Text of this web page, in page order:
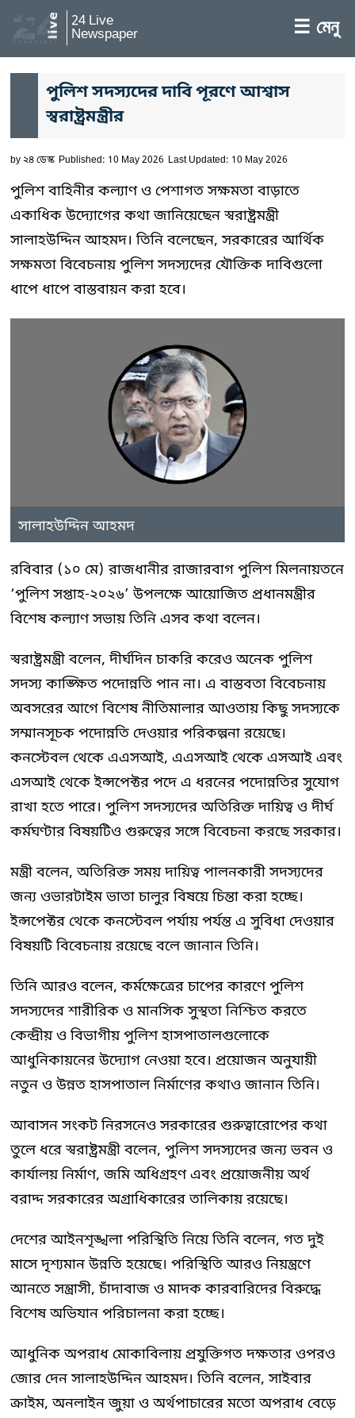
24 Live
Newspaper ☰ মেনু
পুলিশ সদস্যদের দাবি পূরণে আশ্বাস
স্বরাষ্ট্রমন্ত্রীর
by২৪ ডেস্ক Published: 10 May 2026 Last Updated: 10 May 2026
পুলিশ বাহিনীর কল্যাণ ও পেশাগত সক্ষমতা বাড়াতে
একাধিক উদ্যোগের কথা জানিয়েছেন স্বরাষ্ট্রমন্ত্রী
সালাহউদ্দিন আহমদ। তিনি বলেছেন, সরকারের আর্থিক
সক্ষমতা বিবেচনায় পুলিশ সদস্যদের যৌক্তিক দাবিগুলো
ধাপে ধাপে বাস্তবায়ন করা হবে।
সালাহউদ্দিন আহমদ
রবিবার (১০ মে) রাজধানীর রাজারবাগ পুলিশ মিলনায়তনে
‘পুলিশ সপ্তাহ-২০২৬’ উপলক্ষে আয়োজিত প্রধানমন্ত্রীর
বিশেষ কল্যাণ সভায় তিনি এসব কথা বলেন।
স্বরাষ্ট্রমন্ত্রী বলেন, দীর্ঘদিন চাকরি করেও অনেক পুলিশ
সদস্য কাঙ্ক্ষিত পদোন্নতি পান না। এ বাস্তবতা বিবেচনায়
অবসরের আগে বিশেষ নীতিমালার আওতায় কিছু সদস্যকে
সম্মানসূচক পদোন্নতি দেওয়ার পরিকল্পনা রয়েছে।
কনস্টেবল থেকে এএসআই, এএসআই থেকে এসআই এবং
এসআই থেকে ইন্সপেক্টর পদে এ ধরনের পদোন্নতির সুযোগ
রাখা হতে পারে। পুলিশ সদস্যদের অতিরিক্ত দায়িত্ব ও দীর্ঘ
কর্মঘণ্টার বিষয়টিও গুরুত্বের সঙ্গে বিবেচনা করছে সরকার।
মন্ত্রী বলেন, অতিরিক্ত সময় দায়িত্ব পালনকারী সদস্যদের
জন্য ওভারটাইম ভাতা চালুর বিষয়ে চিন্তা করা হচ্ছে।
ইন্সপেক্টর থেকে কনস্টেবল পর্যায় পর্যন্ত এ সুবিধা দেওয়ার
বিষয়টি বিবেচনায় রয়েছে বলে জানান তিনি।
তিনি আরও বলেন, কর্মক্ষেত্রের চাপের কারণে পুলিশ
সদস্যদের শারীরিক ও মানসিক সুস্থতা নিশ্চিত করতে
কেন্দ্রীয় ও বিভাগীয় পুলিশ হাসপাতালগুলোকে
আধুনিকায়নের উদ্যোগ নেওয়া হবে। প্রয়োজন অনুযায়ী
নতুন ও উন্নত হাসপাতাল নির্মাণের কথাও জানান তিনি।
আবাসন সংকট নিরসনেও সরকারের গুরুত্বারোপের কথা
তুলে ধরে স্বরাষ্ট্রমন্ত্রী বলেন, পুলিশ সদস্যদের জন্য ভবন ও
কার্যালয় নির্মাণ, জমি অধিগ্রহণ এবং প্রয়োজনীয় অর্থ
বরাদ্দ সরকারের অগ্রাধিকারের তালিকায় রয়েছে।
দেশের আইনশৃঙ্খলা পরিস্থিতি নিয়ে তিনি বলেন, গত দুই
মাসে দৃশ্যমান উন্নতি হয়েছে। পরিস্থিতি আরও নিয়ন্ত্রণে
আনতে সন্ত্রাসী, চাঁদাবাজ ও মাদক কারবারিদের বিরুদ্ধে
বিশেষ অভিযান পরিচালনা করা হচ্ছে।
আধুনিক অপরাধ মোকাবিলায় প্রযুক্তিগত দক্ষতার ওপরও
জোর দেন সালাহউদ্দিন আহমদ। তিনি বলেন, সাইবার
ক্রাইম, অনলাইন জুয়া ও অর্থপাচারের মতো অপরাধ বেড়ে